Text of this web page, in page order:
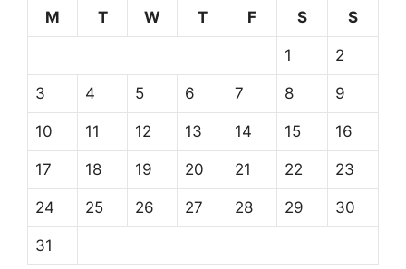
M
T W T F S S
1 2
3 4 5 6 7 8 9
10 11 12 13 14 15 16
17 18 19 20 21 22 23
24 25 26 27 28 29 30
31